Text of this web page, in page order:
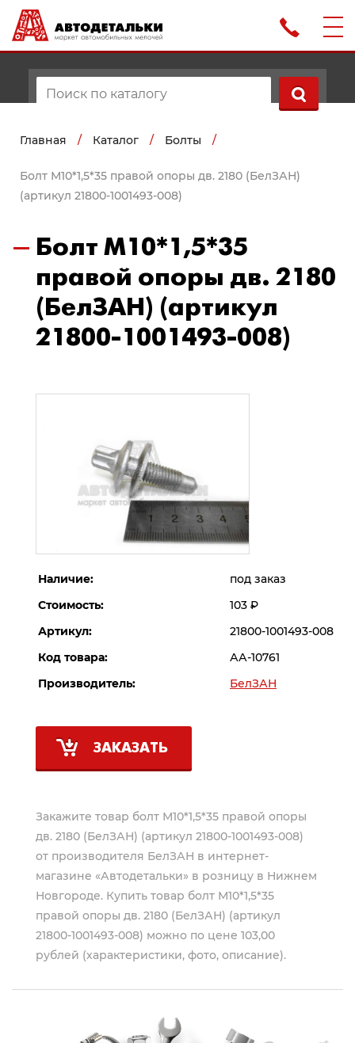
Главная / Каталог / Болты /
Болт М10*1,5*35 правой опоры дв. 2180 (БелЗАН)
(артикул 21800-1001493-008)
Болт М10*1,5*35
правой опоры дв. 2180
(БелЗАН) (артикул
21800-1001493-008)
Наличие:
под заказ
Стоимость:
103 Р
Артикул:
21800-1001493-008
Код товара:
АА-10761
Производитель:
БелЗАН
ЗАКАЗАТЬ
Закажите товар болт М10*1,5*35 правой опоры
дв. 2180 (БелЗАН) (артикул 21800-1001493-008)
от производителя БелЗАН в интернет-
магазине «Автодетальки» в розницу в Нижнем
Новгороде. Купить товар болт М10*1,5*35
правой опоры дв. 2180 (БелЗАН) (артикул
21800-1001493-008) можно по цене 103,00
рублей (характеристики, фото, описание).